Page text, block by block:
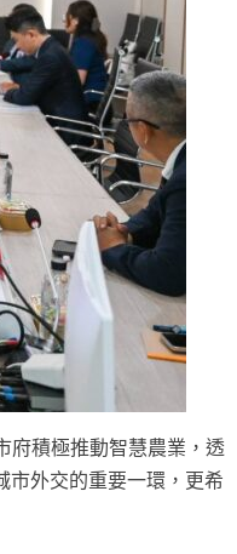
府積極推動智慧農業，透
市外交的重要一環，更希